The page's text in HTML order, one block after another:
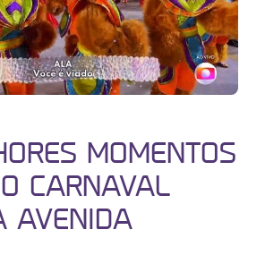
MOMENTOS
CARNAVAL
AVENIDA